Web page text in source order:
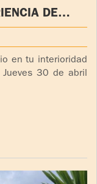
DE
en tu interioridad
30 de abril